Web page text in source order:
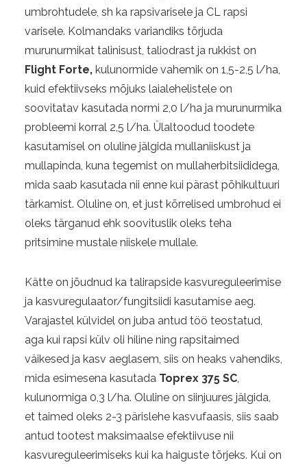
umbrohtudele, sh ka rapsivarisele ja CL rapsi
varisele. Kolmandaks variandiks tõrjuda
murunurmikat talinisust, taliodrast ja rukkist on
Flight Forte, kulunormide vahemik on 1,5-2,5 l/ha,
kuid efektiivseks mõjuks laialehelistele on
soovitatav kasutada normi 2,0 l/ha ja murunurmika
probleemi korral 2,5 l/ha. Ülaltoodud toodete
kasutamisel on oluline jälgida mullaniiskust ja
mullapinda, kuna tegemist on mullaherbitsiididega,
mida saab kasutada nii enne kui pärast põhikultuuri
tärkamist. Oluline on, et just kõrrelised umbrohud ei
oleks tärganud ehk soovituslik oleks teha
pritsimine mustale niiskele mullale.
Kätte on jõudnud ka talirapside kasvureguleerimise
ja kasvuregulaator/fungitsiidi kasutamise aeg.
Varajastel külvidel on juba antud töö teostatud,
aga kui rapsi külv oli hiline ning rapsitaimed
väikesed ja kasv aeglasem, siis on heaks vahendiks,
mida esimesena kasutada Toprex 375 SC,
kulunormiga 0,3 l/ha. Oluline on siinjuures jälgida,
et taimed oleks 2-3 pärislehe kasvufaasis, siis saab
antud tootest maksimaalse efektiivuse nii
kasvureguleerimiseks kui ka haiguste tõrjeks. Kui on